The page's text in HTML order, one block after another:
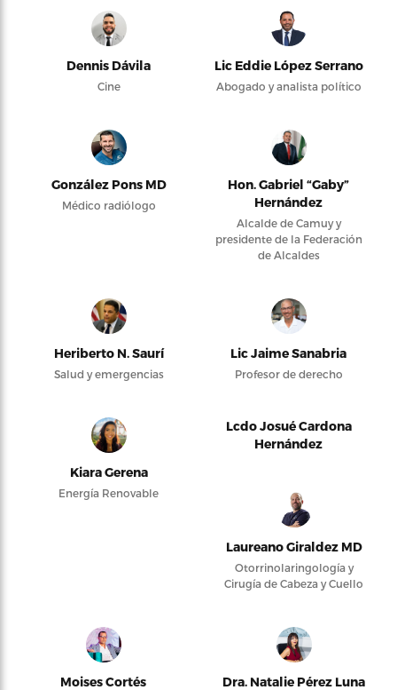
Dennis Dávila
Cine
Lic Eddie López Serrano
Abogado y analista político
González Pons MD
Médico radiólogo
Hon. Gabriel “Gaby”
Hernández
Alcalde de Camuy y
presidente de la Federación
de Alcaldes
Heriberto N. Saurí
Salud y emergencias
Lic Jaime Sanabria
Profesor de derecho
Kiara Gerena
Energía Renovable
Lcdo Josué Cardona
Hernández
Laureano Giraldez MD
Otorrinolaringología y
Cirugía de Cabeza y Cuello
Moises Cortés Dra. Natalie Pérez Luna